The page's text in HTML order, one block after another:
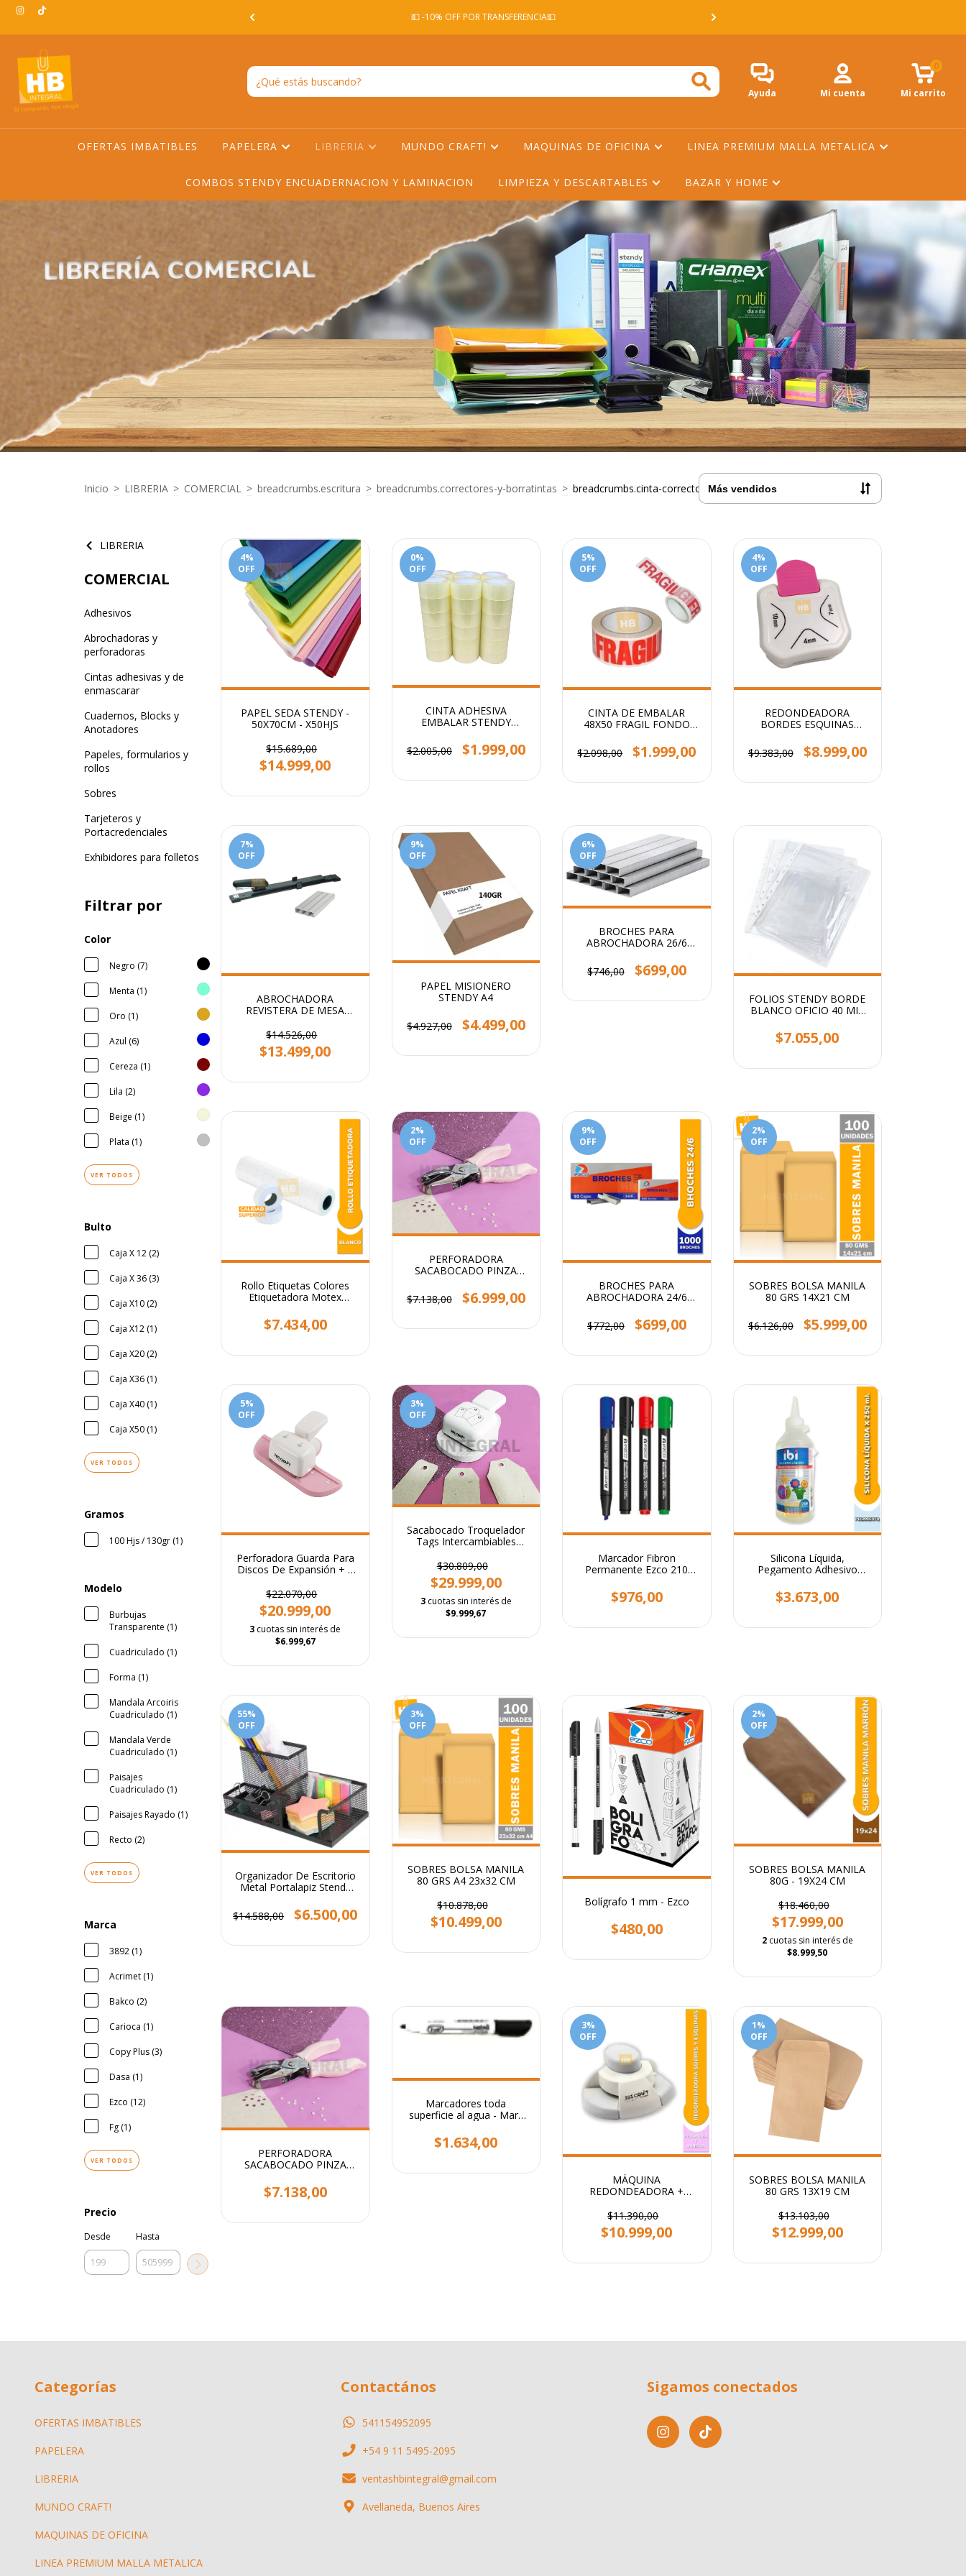
EN TODO AMBA -ENVIO GRATIS EN AMBA A PARTIR DE
💵 -10% OFF POR TRANSFERENCIA💵
Ayuda Mi cuenta Mi carrito
0
OFERTAS IMBATIBLES PAPELERA LIBRERIA MUNDO CRAFT! MAQUINAS DE OFICINA LINEA PREMIUM MALLA METALICA
COMBOS STENDY ENCUADERNACION Y LAMINACION LIMPIEZA Y DESCARTABLES BAZAR Y HOME
Inicio > LIBRERIA > COMERCIAL > breadcrumbs.escritura > breadcrumbs.correctores-y-borratintas > breadcrumbs.cinta-correctora
LIBRERIA
COMERCIAL
Adhesivos
Abrochadoras y
perforadoras
Cintas adhesivas y de
enmascarar
Cuadernos, Blocks y
Anotadores
Papeles, formularios y
rollos
Sobres
Tarjeteros y
Portacredenciales
Exhibidores para folletos
Filtrar por
Color
Negro (7)
Menta (1)
Oro (1)
Azul (6)
Cereza (1)
Lila (2)
Beige (1)
Plata (1)
VER TODOS
Bulto
Caja X 12 (2)
Caja X 36 (3)
Caja X10 (2)
Caja X12 (1)
Caja X20 (2)
Caja X36 (1)
Caja X40 (1)
Caja X50 (1)
VER TODOS
Gramos
100 Hjs / 130gr (1)
Modelo
Burbujas
Transparente (1)
Cuadriculado (1)
Forma (1)
Mandala Arcoiris
Cuadriculado (1)
Mandala Verde
Cuadriculado (1)
Paisajes
Cuadriculado (1)
Paisajes Rayado (1)
Recto (2)
VER TODOS
Marca
3892 (1)
Acrimet (1)
Bakco (2)
Carioca (1)
Copy Plus (3)
Dasa (1)
Ezco (12)
Fg (1)
VER TODOS
Precio
Desde Hasta
4%
OFF
PAPEL SEDA STENDY -
50X70CM - X50HJS
$15.689,00
$14.999,00
0%
OFF
CINTA ADHESIVA
EMBALAR STENDY
$2.005,00
$1.999,00
5%
OFF
CINTA DE EMBALAR
48X50 FRAGIL FONDO
$2.098,00
$1.999,00
4%
OFF
REDONDEADORA
BORDES ESQUINAS
CALIDAD
$9.383,00 $8.999,00
7%
OFF
ABROCHADORA
REVISTERA DE MESA
$14.526,00
$13.499,00
9%
OFF
PAPEL MISIONERO
STENDY A4
$4.927,00 $4.499,00
6%
OFF
BROCHES PARA
ABROCHADORA 26/6
$746,00
$699,00
FOLIOS STENDY BORDE
BLANCO OFICIO 40 MIC
$7.055,00
Rollo Etiquetas Colores
Etiquetadora Motex
$7.434,00
2%
OFF
PERFORADORA
SACABOCADO PINZA
etiquetas
$7.138,00 $6.999,00
9%
OFF
BROCHES PARA
ABROCHADORA 24/6
$772,00
$699,00
2%
OFF
SOBRES BOLSA MANILA
80 GRS 14X21 CM
$6.126,00 $5.999,00
5%
OFF
Perforadora Guarda Para
Discos De Expansión + 8
$22.070,00
$20.999,00
3 cuotas sin interés de
$6.999,67
3%
OFF
Sacabocado Troquelador
Tags Intercambiables
$30.809,00
$29.999,00
3 cuotas sin interés de
$9.999,67
Marcador Fibron
Permanente Ezco 210
$976,00
Silicona Líquida,
Pegamento Adhesivo
$3.673,00
55%
OFF
Organizador De Escritorio
Metal Portalapiz Stendy
Cavidades
$14.588,00 $6.500,00
3%
OFF
SOBRES BOLSA MANILA
80 GRS A4 23x32 CM
$10.878,00
$10.499,00
Bolígrafo 1 mm - Ezco
$480,00
2%
OFF
SOBRES BOLSA MANILA
80G - 19X24 CM
$18.460,00
$17.999,00
2 cuotas sin interés de
$8.999,50
PERFORADORA
SACABOCADO PINZA
etiquetas
$7.138,00
Marcadores toda
superficie al agua - Mark
$1.634,00
3%
OFF
MÁQUINA
REDONDEADORA +
$11.390,00
$10.999,00
1%
OFF
SOBRES BOLSA MANILA
80 GRS 13X19 CM
$13.103,00
$12.999,00
Categorías
OFERTAS IMBATIBLES
PAPELERA
LIBRERIA
MUNDO CRAFT!
MAQUINAS DE OFICINA
LINEA PREMIUM MALLA METALICA
Contactános
541154952095
+54 9 11 5495-2095
ventashbintegral@gmail.com
Avellaneda, Buenos Aires
Sigamos conectados